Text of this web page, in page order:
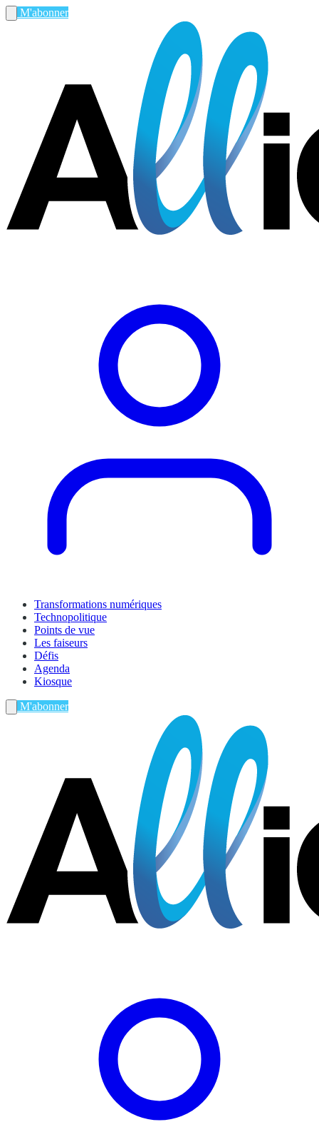
M'abonner
Transformations numériques
Technopolitique
Points de vue
Les faiseurs
Défis
Agenda
Kiosque
M'abonner